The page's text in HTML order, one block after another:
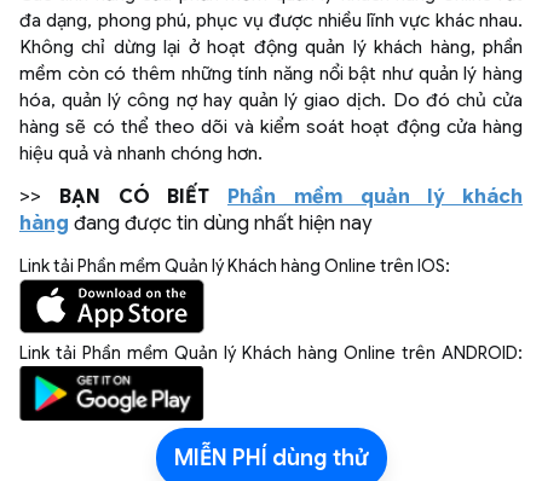
đa dạng, phong phú, phục vụ được nhiều lĩnh vực khác nhau.
Không chỉ dừng lại ở hoạt động quản lý khách hàng, phần
mềm còn có thêm những tính năng nổi bật như quản lý hàng
hóa, quản lý công nợ hay quản lý giao dịch. Do đó chủ cửa
hàng sẽ có thể theo dõi và kiểm soát hoạt động cửa hàng
hiệu quả và nhanh chóng hơn.
>> BẠN CÓ BIẾT
Phần mềm quản lý khách
hàng đang được tin dùng nhất hiện nay
Link tải Phần mềm Quản lý Khách hàng Online trên IOS:
Link tải Phần mềm Quản lý Khách hàng Online trên ANDROID:​
MIỄN PHÍ dùng thử